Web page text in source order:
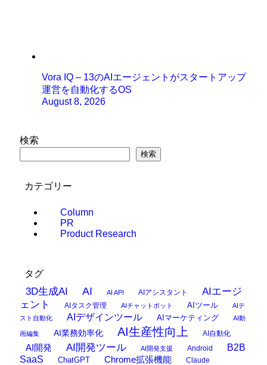
Vora IQ – 13のAIエージェントがスタートアップ
運営を自動化するOS
August 8, 2026
検索
検索
カテゴリー
Column
PR
Product Research
タグ
3D生成AI AI AI API AIアシスタント
AIエージ
ェント
AIタスク管理 AIチャットボット AIツール
AIテ
スト自動化
AIデザインツール AIマーケティング AI動
画編集 AI業務効率化 AI生産性向上 AI自動化
AI開発 AI開発ツール AI開発支援 Android
B2B
SaaS
ChatGPT Chrome拡張機能 Claude